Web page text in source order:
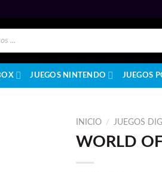
JUEGOS NINTENDO JUEGOS
INICIO / JUEGOS
WORLD